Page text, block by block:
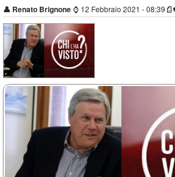
👤 Renato Brignone ⌚ 12 Febbraio 2021 - 08:39